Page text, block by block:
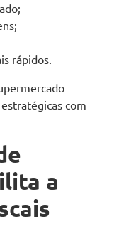
rápidos.
com
a